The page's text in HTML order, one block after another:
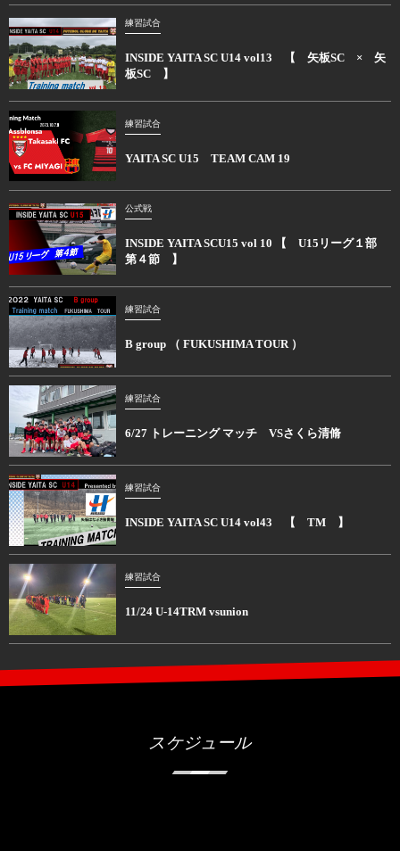
練習試合
INSIDE YAITA SC U14 vol13 【 矢板SC × 矢
板SC 】
練習試合
YAITA SC U15 TEAM CAM 19
公式戦
INSIDE YAITA SCU15 vol 10 【 U15リーグ１部
第４節 】
練習試合
B group （ FUKUSHIMA TOUR ）
練習試合
6/27 トレーニング マッチ VSさくら清脩
練習試合
INSIDE YAITA SC U14 vol43 【 TM 】
練習試合
11/24 U-14TRM vsunion
スケジュール